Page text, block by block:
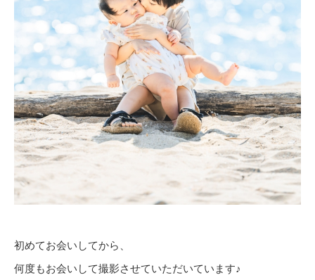
初めてお会いしてから、
何度もお会いして撮影させていただいています♪